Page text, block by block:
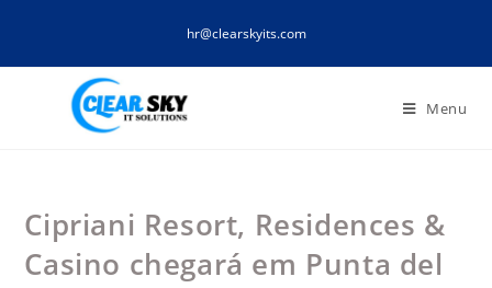
content
hr@clearskyits.com
Menu
Cipriani Resort, Residences &
Casino chegará em Punta del